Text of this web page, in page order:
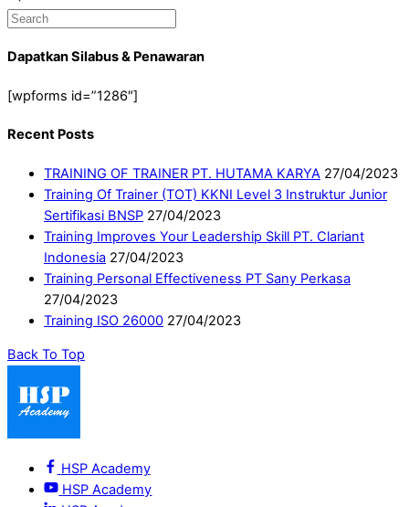
Dapatkan Silabus & Penawaran
[wpforms id=”1286″]
Recent Posts
TRAINING OF TRAINER PT. HUTAMA KARYA 27/04/2023
Training Of Trainer (TOT) KKNI Level 3 Instruktur Junior
Sertifikasi BNSP 27/04/2023
Training Improves Your Leadership Skill PT. Clariant
Indonesia 27/04/2023
Training Personal Effectiveness PT Sany Perkasa
27/04/2023
Training ISO 26000 27/04/2023
Back To Top
HSP Academy
HSP Academy